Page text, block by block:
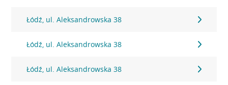
Łódź, ul. Aleksandrowska 38
Łódź, ul. Aleksandrowska 38
Łódź, ul. Aleksandrowska 38